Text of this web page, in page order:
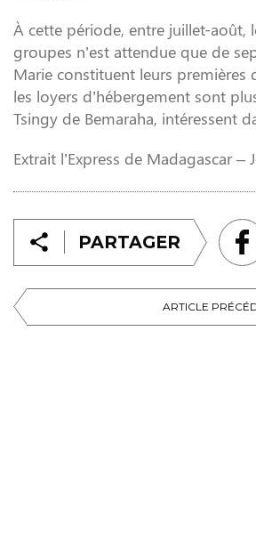
ARTICLE
À cette période, entre juillet-août,
groupes n’est attendue que de
Marie constituent leurs premières
les loyers d’hébergement sont
Tsingy de Bemaraha, intéressent
Extrait l’Express de Madagascar –
PARTAGER